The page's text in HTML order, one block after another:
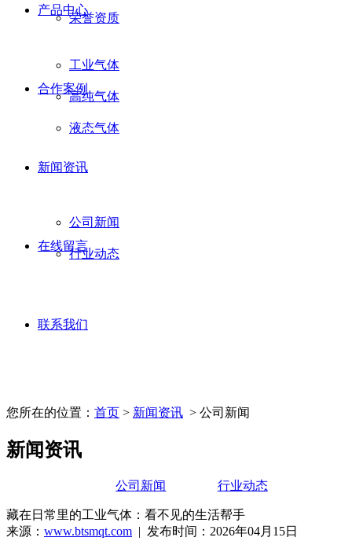
荣誉资质
产品中心
工业气体
高纯气体
液态气体
合作案例
新闻资讯
公司新闻
行业动态
在线留言
联系我们
您所在的位置： 首页 > 新闻资讯 > 公司新闻
新闻资讯
公司新闻 行业动态
藏在日常里的工业气体：看不见的生活帮手
来源： www.btsmqt.com | 发布时间：2026年04月15日